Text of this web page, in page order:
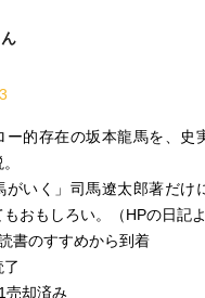
3
ー的存在の坂本龍馬を、史
がいく」司馬遼太郎著だけ
おもしろい。（HPの日記よ
書のすすめから到着
却済み